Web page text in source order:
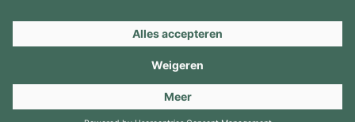
Copyright 2026 © Amorim Cork Solutions. All rights reserved.
byWebcomum